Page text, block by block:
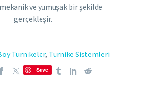
mekanik ve yumuşak bir şekilde
gerçekleşir.
Turnikeler, Turnike Sistemleri
Save